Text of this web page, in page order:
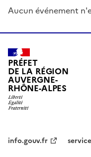
Aucun événement
PRÉFET
DE LA RÉGION
AUVERGNE-
RHÔNE-ALPES
info.gouv.fr